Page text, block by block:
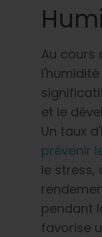
Au cours
et le
Un taux
prévenir
le stress,
pendant
favorise